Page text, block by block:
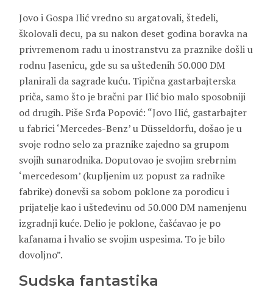
Jovo i Gospa Ilić vredno su argatovali, štedeli,
školovali decu, pa su nakon deset godina boravka na
privremenom radu u inostranstvu za praznike došli u
rodnu Jasenicu, gde su sa ušteđenih 50.000 DM
planirali da sagrade kuću. Tipična gastarbajterska
priča, samo što je bračni par Ilić bio malo sposobniji
od drugih. Piše Srđa Popović: “Jovo Ilić, gastarbajter
u fabrici ‘Mercedes-Benz’ u Düsseldorfu, došao je u
svoje rodno selo za praznike zajedno sa grupom
svojih sunarodnika. Doputovao je svojim srebrnim
‘mercedesom’ (kupljenim uz popust za radnike
fabrike) donevši sa sobom poklone za porodicu i
prijatelje kao i ušteđevinu od 50.000 DM namenjenu
izgradnji kuće. Delio je poklone, čašćavao je po
kafanama i hvalio se svojim uspesima. To je bilo
dovoljno”.
Sudska fantastika